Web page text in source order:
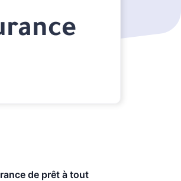
de prêt à tout